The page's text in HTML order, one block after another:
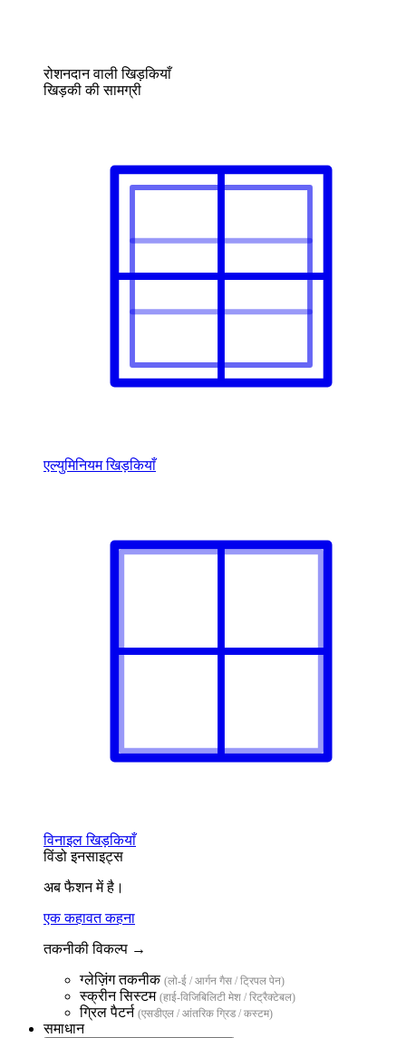
रोशनदान वाली खिड़कियाँ
खिड़की की सामग्री
एल्युमिनियम खिड़कियाँ
विनाइल खिड़कियाँ
विंडो इनसाइट्स
अब फैशन में है।
एक कहावत कहना
तकनीकी विकल्प →
ग्लेज़िंग तकनीक (लो-ई / आर्गन गैस / ट्रिपल पेन)
स्क्रीन सिस्टम (हाई-विजिबिलिटी मेश / रिट्रैक्टेबल)
ग्रिल पैटर्न (एसडीएल / आंतरिक ग्रिड / कस्टम)
समाधान